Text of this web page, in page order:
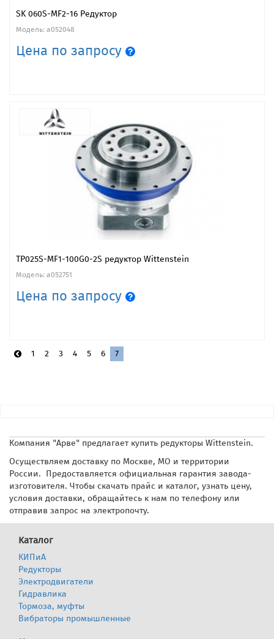
SK 060S-MF2-16 Редуктор
Модель: a052048
Цена по запросу
TP025S-MF1-100G0-2S редуктор Wittenstein
Модель: a052751
Цена по запросу
1 2 3 4 5 6 7
Компания "Арве" предлагает купить редукторы Wittenstein.
Осуществляем доставку по Москве, МО и территории
России. Предоставляется официальная гарантия завода-
изготовителя. Чтобы скачать прайс и каталог, узнать цену,
условия доставки, обращайтесь к нам по телефону или
отправив запрос на электропочту.
Каталог
КИПиА
Редукторы
Электродвигатели
Гидравлика
Тормоза, муфты
Вибраторы промышленные